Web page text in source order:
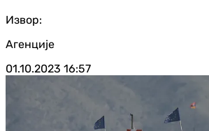
Извор:
Агенције
01.10.2023 16:57